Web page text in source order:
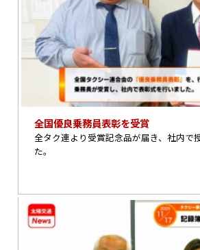
全国優良乗務員表彰を受賞
全タク連より受賞記念品が届き、社内で
た。